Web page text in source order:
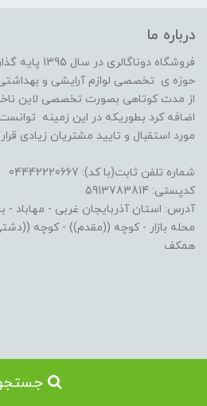
درباره ما
فروشگاه
حوزه ی تخصصی لوازم آرایشی و
از مدت کوتاهی بصورت تخصصی لاین
اضافه کرد بطوریکه در این زمینه
مورد استقبال و تایید مشتریان زیادی
شماره تلفن ثابت(با کد): 04442220667
کدپستی: 5913783814
آدرس: استان آذربایجان غربی - مهاباد
همکف
ساخت سایت